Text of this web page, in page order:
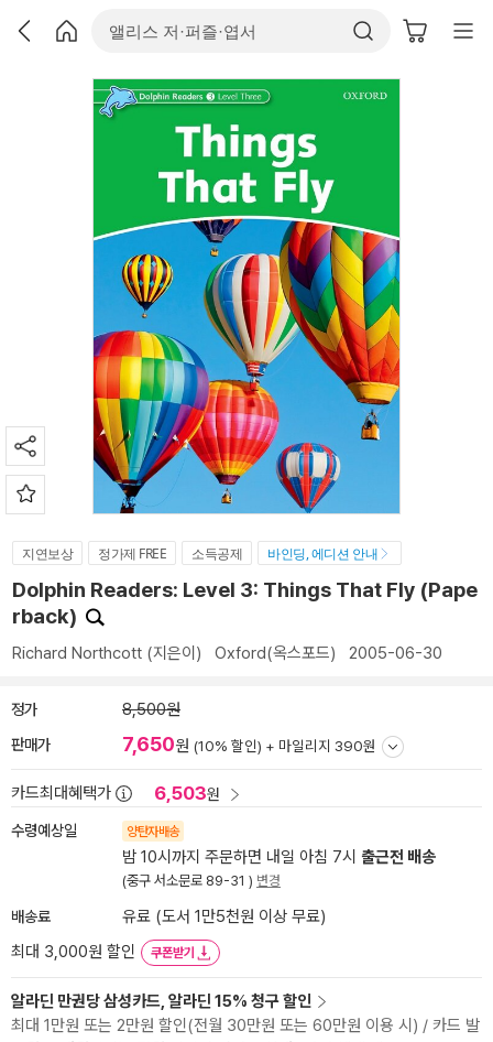
지연보상 정가제 FREE 소득공제 바인딩, 에디션 안내
Dolphin Readers: Level 3: Things That Fly (Pape
rback)
Richard Northcott (지은이) Oxford(옥스포드) 2005-06-30
정가 8,500원
판매가 7,650원 (10% 할인) + 마일리지 390원
카드최대혜택가 6,503원
수령예상일 양탄자배송
밤 10시까지 주문하면 내일 아침 7시 출근전 배송
(중구 서소문로 89-31 ) 변경
배송료
유료 (도서 1만5천원 이상 무료)
최대 3,000원 할인
쿠폰받기
알라딘 만권당 삼성카드, 알라딘 15% 청구 할인
최대 1만원 또는 2만원 할인(전월 30만원 또는 60만원 이용 시) / 카드 발